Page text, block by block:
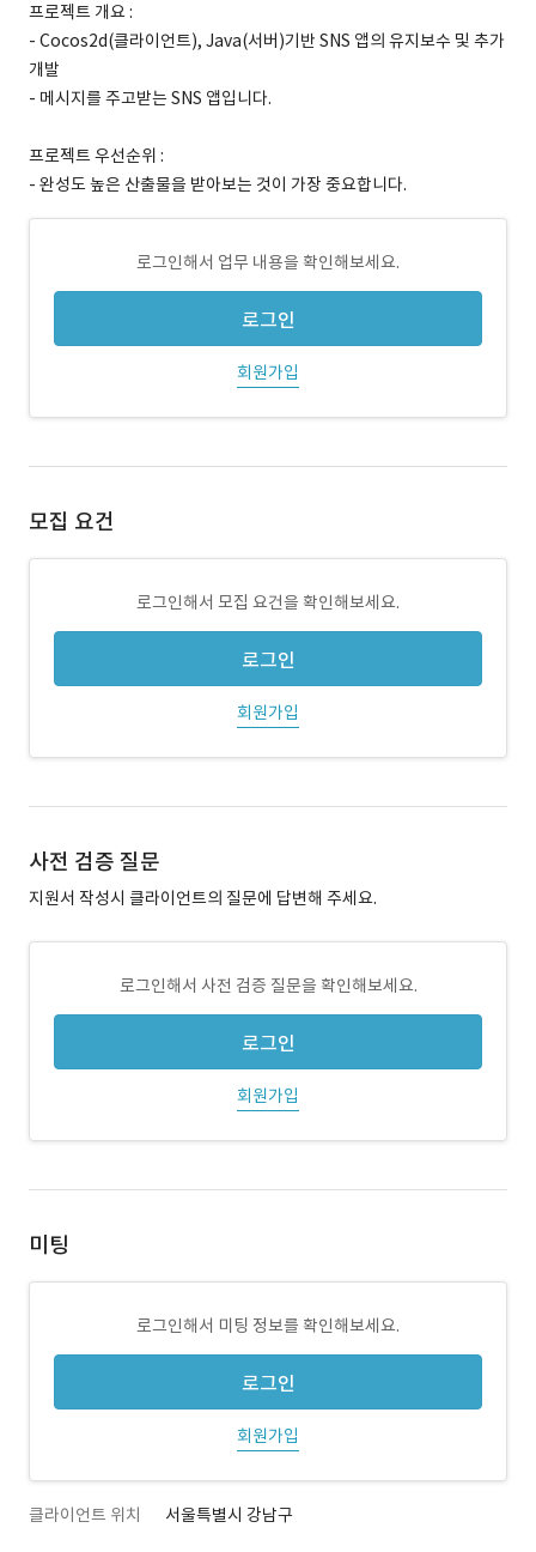
프로젝트 개요 :
- Cocos2d(클라이언트), Java(서버)기반 SNS 앱의 유지보수 및 추가
개발
- 메시지를 주고받는 SNS 앱입니다.
프로젝트 우선순위 :
- 완성도 높은 산출물을 받아보는 것이 가장 중요합니다.
로그인해서 업무 내용을 확인해보세요.
로그인
회원가입
모집 요건
로그인해서 모집 요건을 확인해보세요.
로그인
회원가입
사전 검증 질문
지원서 작성시 클라이언트의 질문에 답변해 주세요.
로그인해서 사전 검증 질문을 확인해보세요.
로그인
회원가입
미팅
로그인해서 미팅 정보를 확인해보세요.
로그인
회원가입
클라이언트 위치 서울특별시 강남구